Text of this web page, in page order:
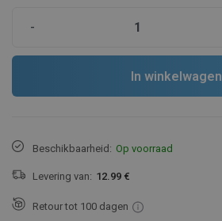
-
In winkelwagen
Beschikbaarheid: Op voorraad
Levering van: 12.99 €
Retour tot 100 dagen